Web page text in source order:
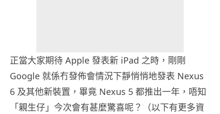
正當大家期待 Apple 發表新 iPad 之時，剛剛
Google 就係冇發佈會情況下靜悄悄地發表 Nexus
6 及其他新裝置，畢竟 Nexus 5 都推出一年，唔知
「親生仔」今次會有甚麼驚喜呢？（以下有更多資